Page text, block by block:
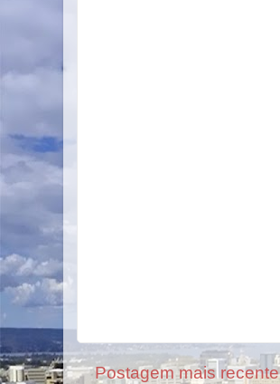
Postagem mais recente